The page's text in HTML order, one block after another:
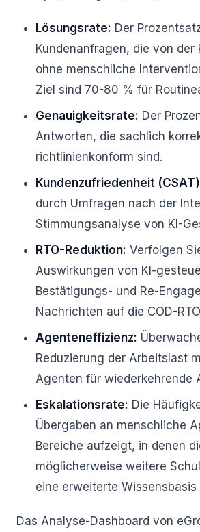
Lösungsrate: Der
Kundenanfragen, die von der
ohne menschliche
Ziel sind 70-80 % für
Genauigkeitsrate: Der
Antworten, die sachlich
richtlinienkonform sind.
Kundenzufriedenheit
durch Umfragen nach der
Stimmungsanalyse von KI-
RTO-Reduktion: Verfolgen
Auswirkungen von KI-
Bestätigungs- und Re-
Nachrichten auf die COD-
Agenteneffizienz:
Reduzierung der Arbeitslast
Agenten für wiederkehrende
Eskalationsrate: Die
Übergaben an menschliche
Bereiche aufzeigt, in denen
möglicherweise weitere
eine erweiterte
Das Analyse-Dashboard von